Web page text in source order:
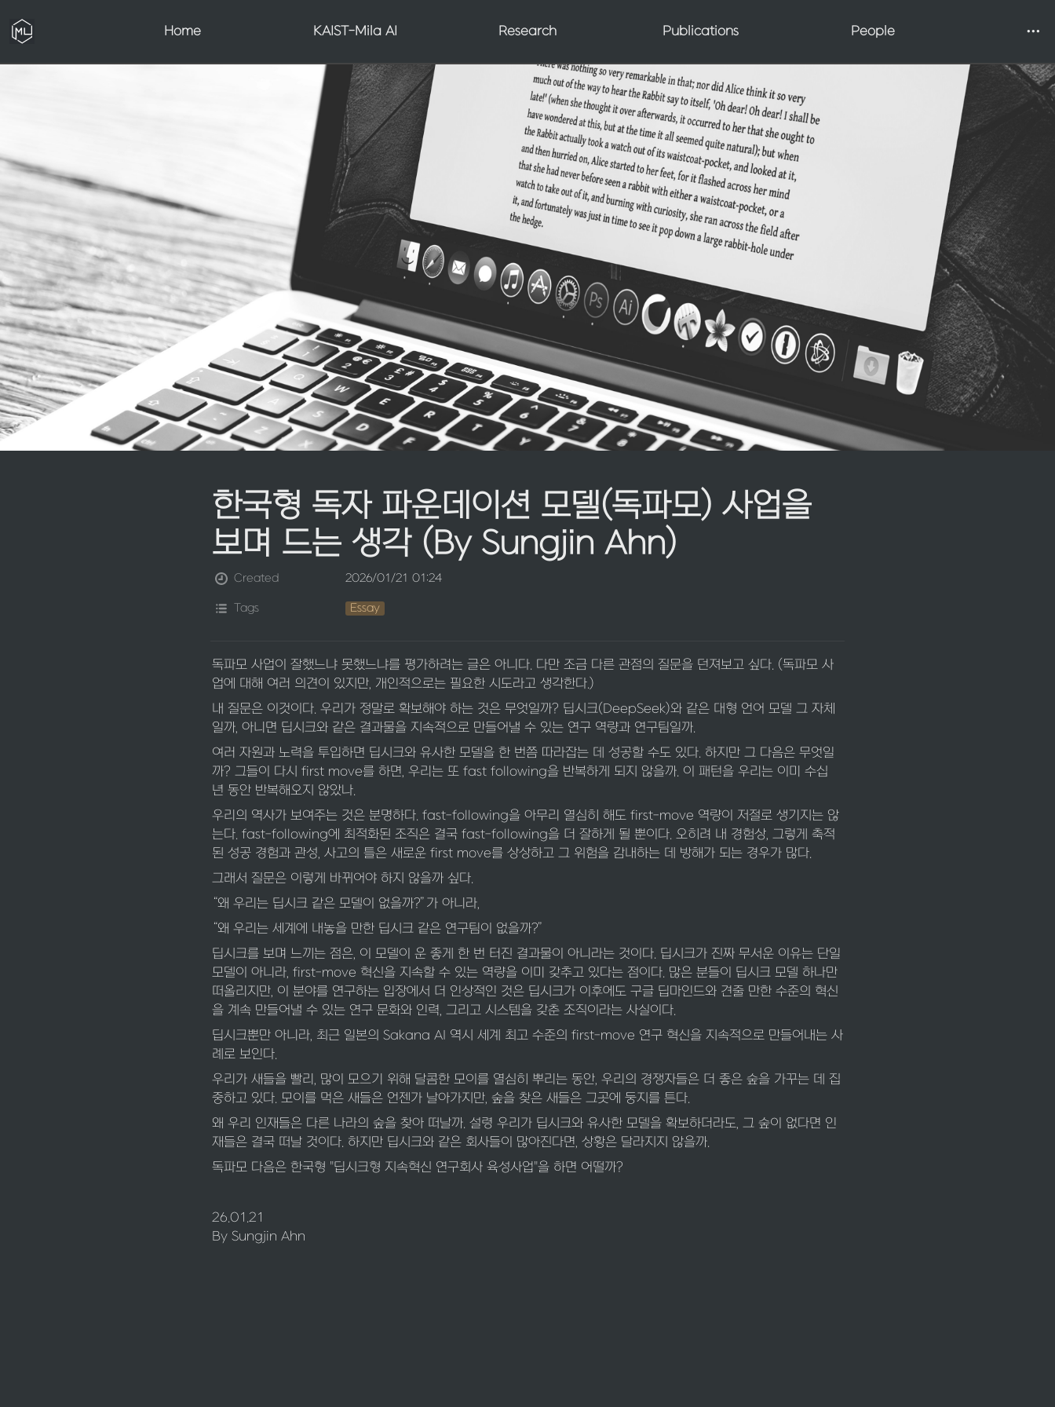
Home KAIST-Mila AI Research Publications People
Scientist AI Applying
한국형 독자 파운데이션 모델(독파모) 사업을
보며 드는 생각 (By Sungjin Ahn)
Created 2026/01/21 01:24
Tags Essay
독파모 사업이 잘했느냐 못했느냐를 평가하려는 글은 아니다. 다만 조금 다른 관점의 질문을 던져보고 싶다. (독파모 사
업에 대해 여러 의견이 있지만, 개인적으로는 필요한 시도라고 생각한다.)
내 질문은 이것이다. 우리가 정말로 확보해야 하는 것은 무엇일까? 딥시크(DeepSeek)와 같은 대형 언어 모델 그 자체
일까, 아니면 딥시크와 같은 결과물을 지속적으로 만들어낼 수 있는 연구 역량과 연구팀일까.
여러 자원과 노력을 투입하면 딥시크와 유사한 모델을 한 번쯤 따라잡는 데 성공할 수도 있다. 하지만 그 다음은 무엇일
까? 그들이 다시 first move를 하면, 우리는 또 fast following을 반복하게 되지 않을까. 이 패턴을 우리는 이미 수십
년 동안 반복해오지 않았나.
우리의 역사가 보여주는 것은 분명하다. fast-following을 아무리 열심히 해도 first-move 역량이 저절로 생기지는 않
는다. fast-following에 최적화된 조직은 결국 fast-following을 더 잘하게 될 뿐이다. 오히려 내 경험상, 그렇게 축적
된 성공 경험과 관성, 사고의 틀은 새로운 first move를 상상하고 그 위험을 감내하는 데 방해가 되는 경우가 많다.
그래서 질문은 이렇게 바뀌어야 하지 않을까 싶다.
“왜 우리는 딥시크 같은 모델이 없을까?”가 아니라,
“왜 우리는 세계에 내놓을 만한 딥시크 같은 연구팀이 없을까?”
딥시크를 보며 느끼는 점은, 이 모델이 운 좋게 한 번 터진 결과물이 아니라는 것이다. 딥시크가 진짜 무서운 이유는 단일
모델이 아니라, first-move 혁신을 지속할 수 있는 역량을 이미 갖추고 있다는 점이다. 많은 분들이 딥시크 모델 하나만
떠올리지만, 이 분야를 연구하는 입장에서 더 인상적인 것은 딥시크가 이후에도 구글 딥마인드와 견줄 만한 수준의 혁신
을 계속 만들어낼 수 있는 연구 문화와 인력, 그리고 시스템을 갖춘 조직이라는 사실이다.
딥시크뿐만 아니라, 최근 일본의 Sakana AI 역시 세계 최고 수준의 first-move 연구 혁신을 지속적으로 만들어내는 사
례로 보인다.
우리가 새들을 빨리, 많이 모으기 위해 달콤한 모이를 열심히 뿌리는 동안, 우리의 경쟁자들은 더 좋은 숲을 가꾸는 데 집
중하고 있다. 모이를 먹은 새들은 언젠가 날아가지만, 숲을 찾은 새들은 그곳에 둥지를 튼다.
왜 우리 인재들은 다른 나라의 숲을 찾아 떠날까. 설령 우리가 딥시크와 유사한 모델을 확보하더라도, 그 숲이 없다면 인
재들은 결국 떠날 것이다. 하지만 딥시크와 같은 회사들이 많아진다면, 상황은 달라지지 않을까.
독파모 다음은 한국형 "딥시크형 지속혁신 연구회사 육성사업"을 하면 어떨까?
26.01.21
By Sungjin Ahn